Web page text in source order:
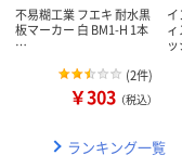
不易糊工業 フエキ 耐水黒
板マーカー 白 BM1-H 1本
…
(2件)
￥303 （税込）
ランキング一覧